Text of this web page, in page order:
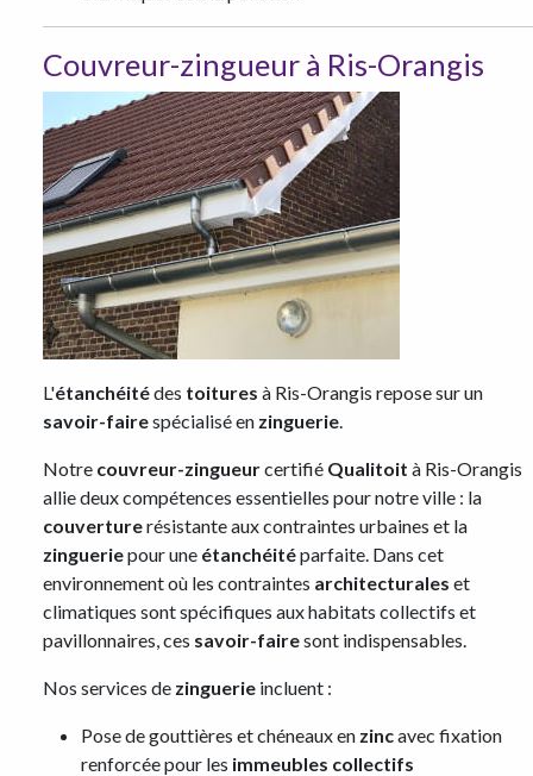
Couvreur-zingueur à Ris-Orangis
L'étanchéitédes toitures à Ris-Orangis repose sur un
savoir-fairespécialisé en zinguerie.
Notre couvreur-zingueurcertifié Qualitoit à Ris-Orangis
allie deux compétences essentielles pour notre ville : la
couverturerésistante aux contraintes urbaines et la
zingueriepour une étanchéitéparfaite. Dans cet
environnement où les contraintes architecturales et
climatiques sont spécifiques aux habitats collectifs et
pavillonnaires, ces savoir-fairesont indispensables.
Nos services de zinguerie incluent :
Pose de gouttières et chéneaux en zincavec fixation
renforcée pour les immeubles collectifs